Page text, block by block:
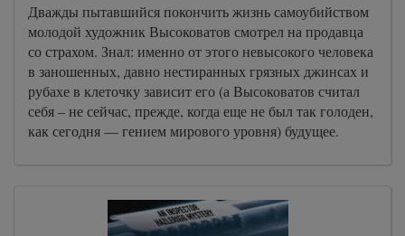
Дважды пытавшийся покончить жизнь самоубийством
молодой художник Высоковатов смотрел на продавца
со страхом. Знал: именно от этого невысокого человека
в заношенных, давно нестиранных грязных джинсах и
рубахе в клеточку зависит его (а Высоковатов считал
себя – не сейчас, прежде, когда еще не был так голоден,
как сегодня — гением мирового уровня) будущее.